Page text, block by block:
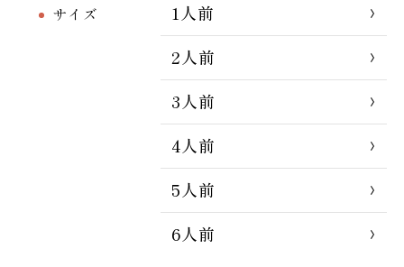
サイズ
1人前
2人前
3人前
4人前
5人前
6人前